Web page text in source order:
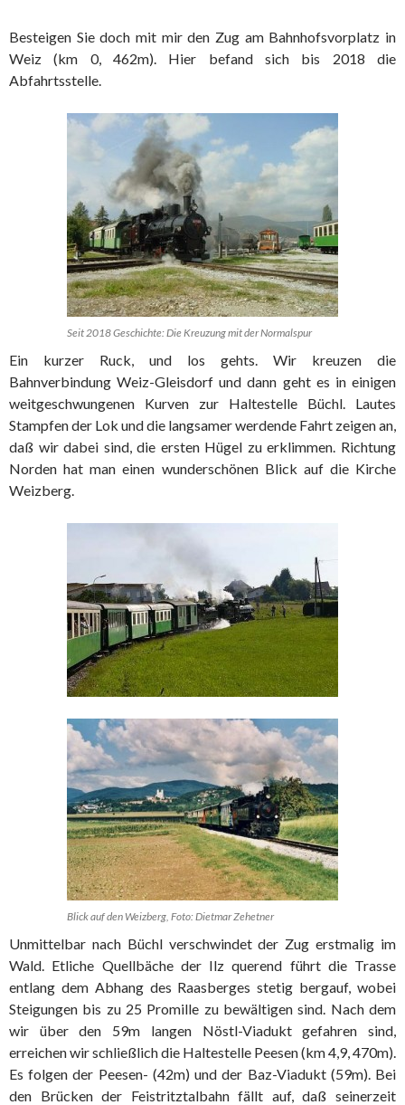
Besteigen Sie doch mit mir den Zug am Bahnhofsvorplatz in
Weiz (km 0, 462m). Hier befand sich bis 2018 die
Abfahrtsstelle.
Seit 2018 Geschichte: Die Kreuzung mit der Normalspur
Ein kurzer Ruck, und los gehts. Wir kreuzen die
Bahnverbindung Weiz-Gleisdorf und dann geht es in einigen
weitgeschwungenen Kurven zur Haltestelle Büchl. Lautes
Stampfen der Lok und die langsamer werdende Fahrt zeigen an,
daß wir dabei sind, die ersten Hügel zu erklimmen. Richtung
Norden hat man einen wunderschönen Blick auf die Kirche
Weizberg.
Blick auf den Weizberg, Foto: Dietmar Zehetner
Unmittelbar nach Büchl verschwindet der Zug erstmalig im
Wald. Etliche Quellbäche der Ilz querend führt die Trasse
entlang dem Abhang des Raasberges stetig bergauf, wobei
Steigungen bis zu 25 Promille zu bewältigen sind. Nach dem
wir über den 59m langen Nöstl-Viadukt gefahren sind,
erreichen wir schließlich die Haltestelle Peesen (km 4,9, 470m).
Es folgen der Peesen- (42m) und der Baz-Viadukt (59m). Bei
den Brücken der Feistritztalbahn fällt auf, daß seinerzeit